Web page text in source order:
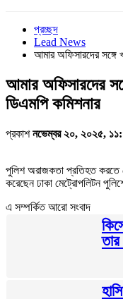
প্রচ্ছদ
Lead News
আমার অফিসারদের সঙ্গে
আমার অফিসারদের
ডিএমপি কমিশনার
প্রকাশনভেম্বর ২০, ২০২৫,
পুলিশ অরাজকতা প্রতিহত করতে
করেছেন ঢাকা মেট্রোপলিটন
এ সম্পর্কিত আরো সংবাদ
তার